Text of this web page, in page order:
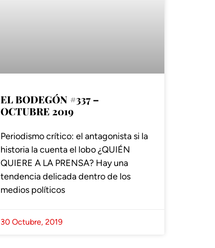
EL BODEGÓN #337 –
OCTUBRE 2019
Periodismo crítico: el antagonista si la
historia la cuenta el lobo ¿QUIÉN
QUIERE A LA PRENSA? Hay una
tendencia delicada dentro de los
medios políticos
30 Octubre, 2019